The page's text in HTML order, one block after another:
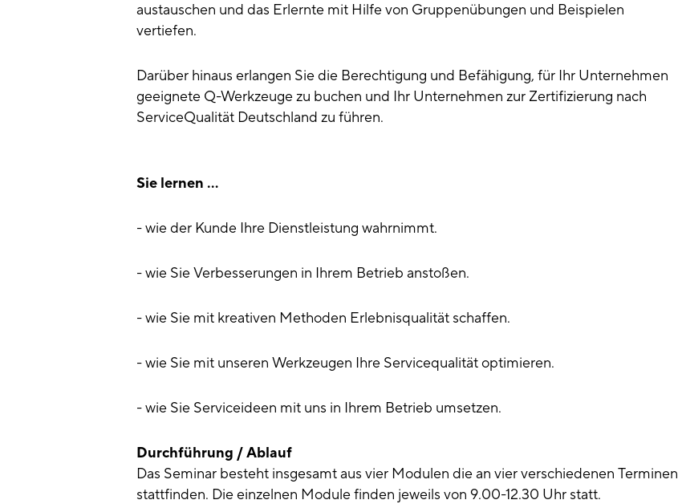
austauschen und das Erlernte mit Hilfe von Gruppenübungen und Beispielen
vertiefen.
Darüber hinaus erlangen Sie die Berechtigung und Befähigung, für Ihr Unternehmen
geeignete Q-Werkzeuge zu buchen und Ihr Unternehmen zur Zertifizierung nach
ServiceQualität Deutschland zu führen.
Sie lernen …
- wie der Kunde Ihre Dienstleistung wahrnimmt.
- wie Sie Verbesserungen in Ihrem Betrieb anstoßen.
- wie Sie mit kreativen Methoden Erlebnisqualität schaffen.
- wie Sie mit unseren Werkzeugen Ihre Servicequalität optimieren.
- wie Sie Serviceideen mit uns in Ihrem Betrieb umsetzen.
Durchführung / Ablauf
Das Seminar besteht insgesamt aus vier Modulen die an vier verschiedenen Terminen
stattfinden. Die einzelnen Module finden jeweils von 9.00-12.30 Uhr statt.